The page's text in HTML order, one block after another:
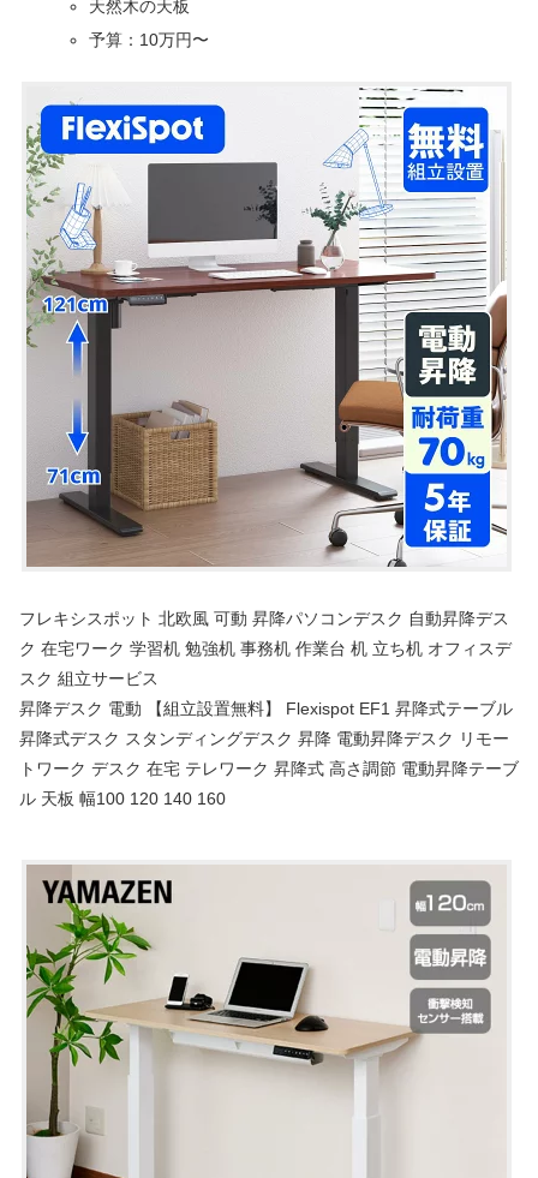
天然木の天板
予算：10万円〜
フレキシスポット 北欧風 可動 昇降パソコンデスク 自動昇降デス
ク 在宅ワーク 学習机 勉強机 事務机 作業台 机 立ち机 オフィスデ
スク 組立サービス
昇降デスク 電動 【組立設置無料】 Flexispot EF1 昇降式テーブル
昇降式デスク スタンディングデスク 昇降 電動昇降デスク リモー
トワーク デスク 在宅 テレワーク 昇降式 高さ調節 電動昇降テーブ
ル 天板 幅100 120 140 160